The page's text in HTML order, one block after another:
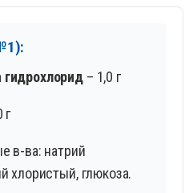
– 1,0 г
г
в-ва: натрий
хлористый, глюкоза.